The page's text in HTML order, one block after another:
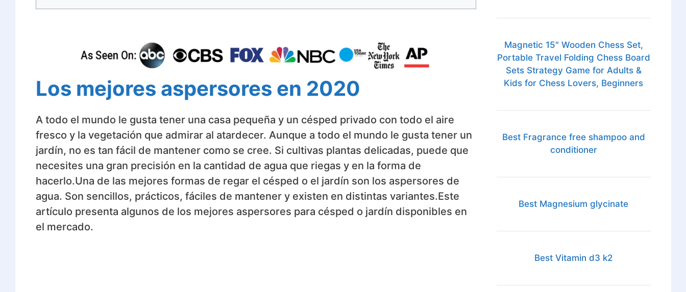
Los mejores aspersores en 2020
A todo el mundo le gusta tener una casa pequeña y un césped privado con todo el aire
fresco y la vegetación que admirar al atardecer. Aunque a todo el mundo le gusta tener un
jardín, no es tan fácil de mantener como se cree. Si cultivas plantas delicadas, puede que
necesites una gran precisión en la cantidad de agua que riegas y en la forma de
hacerlo.Una de las mejores formas de regar el césped o el jardín son los aspersores de
agua. Son sencillos, prácticos, fáciles de mantener y existen en distintas variantes.Este
artículo presenta algunos de los mejores aspersores para césped o jardín disponibles en
el mercado.
Magnetic 15" Wooden Chess Set,
Portable Travel Folding Chess Board
Sets Strategy Game for Adults &
Kids for Chess Lovers, Beginners
Best Fragrance free shampoo and
conditioner
Best Magnesium glycinate
Best Vitamin d3 k2